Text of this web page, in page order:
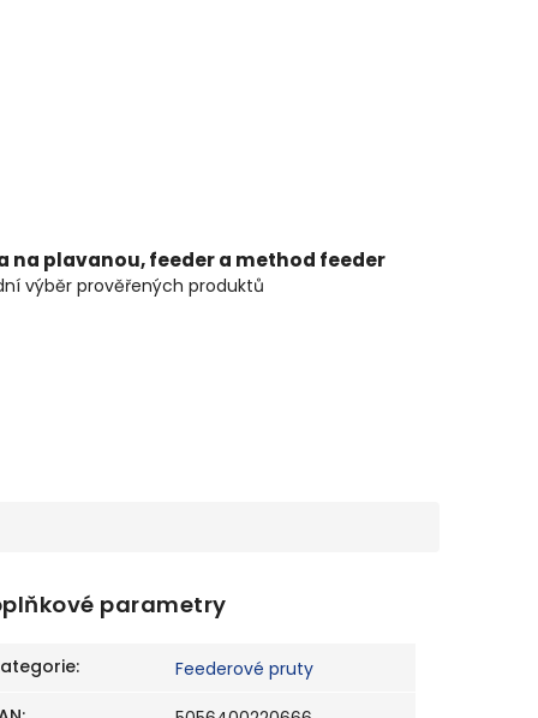
na plavanou, feeder a method feeder
výběr prověřených produktů
parametry
:
Feederové pruty